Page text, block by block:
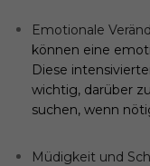
Emotionale
können eine
Diese
wichtig, darüber
suchen, wenn
Müdigkeit und